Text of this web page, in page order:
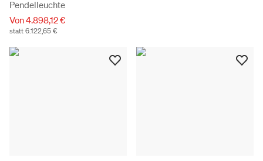
Pendelleuchte
Von 4.898,12 €
statt 6.122,65 €